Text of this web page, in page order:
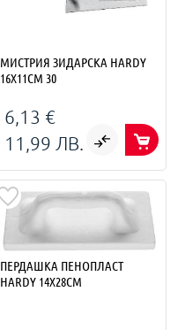
МИСТРИЯ ЗИДАРСКА HARDY
16X11СМ 30
6,13 €
11,99 ЛВ.
ПЕРДАШКА ПЕНОПЛАСТ
HARDY 14X28СМ